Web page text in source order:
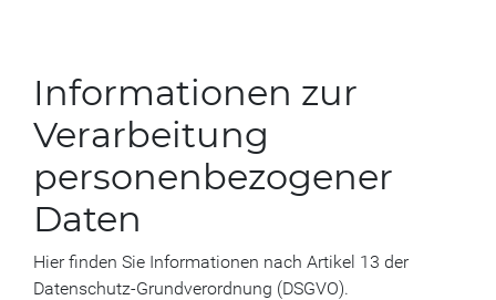
Informationen zur
Verarbeitung
personenbezogener
Daten
Hier finden Sie Informationen nach Artikel 13 der
Datenschutz-Grundverordnung (DSGVO).